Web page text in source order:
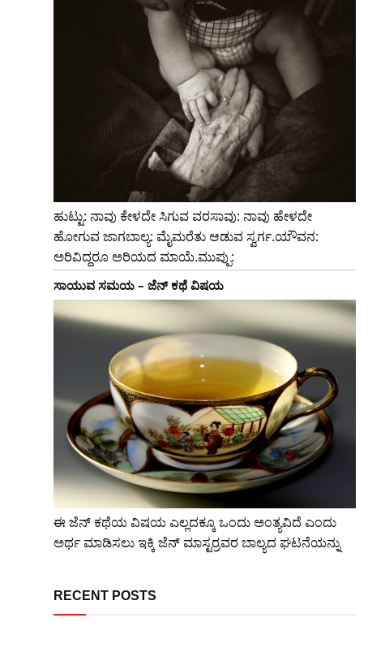
ಹುಟ್ಟು: ನಾವು ಕೇಳದೇ ಸಿಗುವ ವರಸಾವು: ನಾವು ಹೇಳದೇ
ಹೋಗುವ ಜಾಗಬಾಲ್ಯ: ಮೈಮರೆತು ಆಡುವ ಸ್ವರ್ಗ.ಯೌವನ:
ಅರಿವಿದ್ದರೂ ಅರಿಯದ ಮಾಯೆ.ಮುಪ್ಪು:
ಸಾಯುವ ಸಮಯ – ಜೆನ್ ಕಥೆ ವಿಷಯ
ಈ ಜೆನ್ ಕಥೆಯ ವಿಷಯ ಎಲ್ಲದಕ್ಕೂ ಒಂದು ಅಂತ್ಯವಿದೆ ಎಂದು
ಅರ್ಥ ಮಾಡಿಸಲು ಇಕ್ಕಿ ಜೆನ್ ಮಾಸ್ಟರ್ರವರ ಬಾಲ್ಯದ ಘಟನೆಯನ್ನು
RECENT POSTS